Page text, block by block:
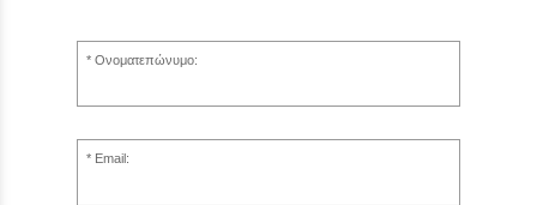
Ονοματεπώνυμο:
Email: